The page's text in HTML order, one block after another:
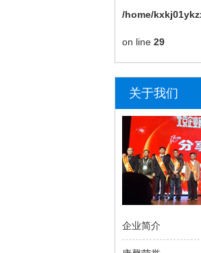
/home/
on line 29
关于我们
企业简介